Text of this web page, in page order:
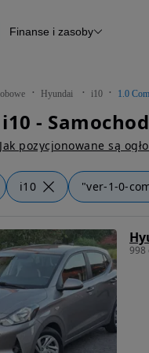
Raport z inspekcji
Otomoto News
Finanse i zasoby
Hyundai i10 1.0
Jak pozycjonowane są
i10 "ver-1-0-
998